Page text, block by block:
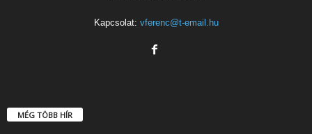
Kapcsolat: vferenc@t-email.hu
MÉG TÖBB HÍR